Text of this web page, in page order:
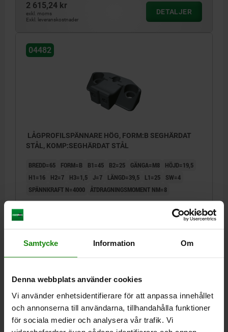
Samtycke Information Om
Denna webbplats använder cookies
Vi använder enhetsidentifierare för att anpassa innehållet
och annonserna till användarna, tillhandahålla funktioner
för sociala medier och analysera vår trafik. Vi
2 615,24 kr
exkl. moms
Exkl. leveranskostnader
DETALJER
04482
LÅGPROFILSPÄNNARE HÖG, FORM:B SEGHÄRDAT
STÅL, KOMP:SEGHÄRDAT STÅL
BREDD=65 FORM=B B1=45 B2=25 GÄNGA=M8
HÖJD=19,5
H1=16
H2=7 H3=1,5 J=7 LÄNGD=39,5 L1=25
SW=4
SPÄNNKRAFT N=4000 ÅTDRAGNINGSMOMENT NM=8
Exkl. leveranskostnader
04482